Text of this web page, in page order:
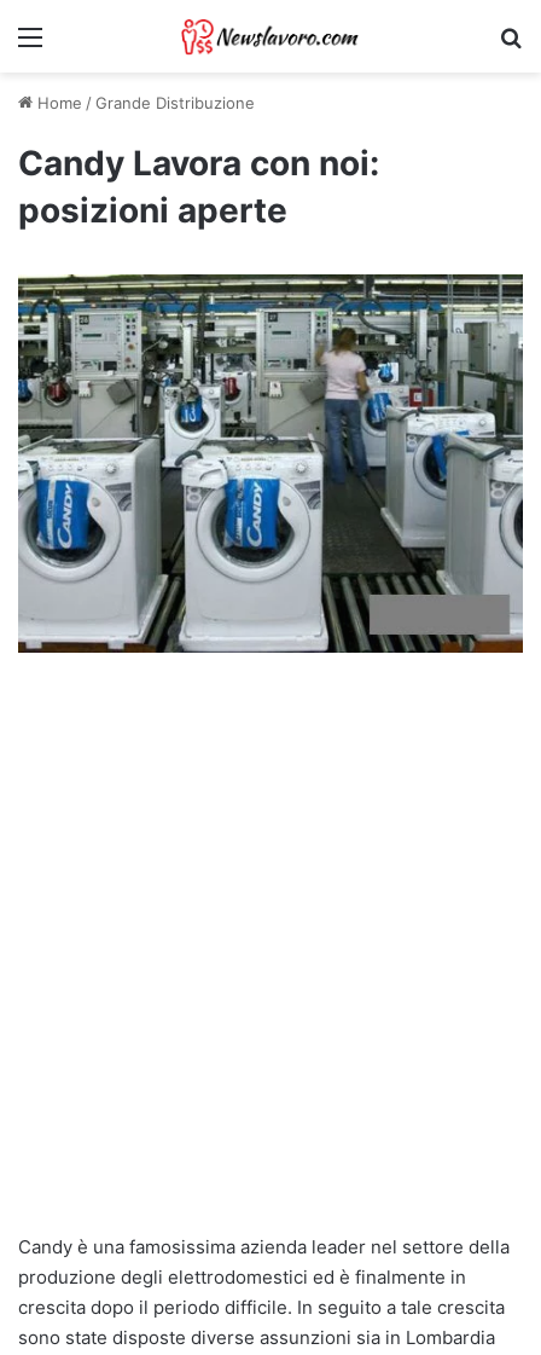
Menu
Home /Grande Distribuzione
Candy Lavora con noi:
posizioni aperte
Candy è una famosissima azienda leader nel settore della
produzione degli elettrodomestici ed è finalmente in
crescita dopo il periodo difficile. In seguito a tale crescita
sono state disposte diverse assunzioni sia in Lombardia